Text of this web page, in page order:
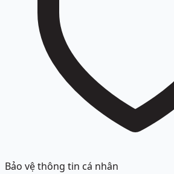
Bảo vệ thông tin cá nhân